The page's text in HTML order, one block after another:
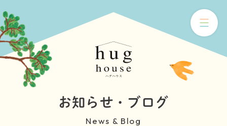
お知らせ・ブログ
News & Blog